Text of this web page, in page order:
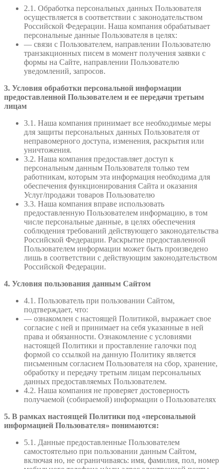
2.1. Обработка персональных данных Пользователя
осуществляется в соответствии с законодательством
Российской Федерации. Наша компания обрабатывает
персональные данные Пользователя в целях:
— связи с Пользователем, направлении Пользователю
транзакционных писем в момент получения заявки с
формы на Сайте, направлении Пользователю
уведомлений, запросов.
3. Условия обработки персональной информации
предоставленной Пользователем и ее передачи третьим
лицам
3.1. Наша компания принимает все необходимые меры
для защиты персональных данных Пользователя от
неправомерного доступа, изменения, раскрытия или
уничтожения.
3.2. Наша компания предоставляет доступ к
персональным данным Пользователя только тем
работникам, которым эта информация необходима для
обеспечения функционирования Сайта и оказания
Услуг/продажи товаров Пользователю
3.3. Наша компания вправе использовать
предоставленную Пользователем информацию, в том
числе персональные данные, в целях обеспечения
соблюдения требований действующего законодательства
Российской Федерации. Раскрытие предоставленной
Пользователем информации может быть произведено
лишь в соответствии с действующим законодательством
Российской Федерации.
4. Условия пользования данным Сайтом
4.1. Пользователь при пользовании Сайтом,
подтверждает, что:
— ознакомлен с настоящей Политикой, выражает свое
согласие с ней и принимает на себя указанные в ней
права и обязанности. Ознакомление с условиями
настоящей Политики и проставление галочки под
формой со ссылкой на данную Политику является
письменным согласием Пользователя на сбор, хранение,
обработку и передачу третьим лицам персональных
данных предоставляемых Пользователем.
4.2. Наша компания не проверяет достоверность
получаемой (собираемой) информации о Пользователях
5. В рамках настоящей Политики под «персональной
информацией Пользователя» понимаются:
5.1. Данные предоставленные Пользователем
самостоятельно при пользовании данным Сайтом,
включая но, не ограничиваясь: имя, фамилия, пол, номер